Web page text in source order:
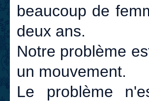
beaucoup de
deux ans.
Notre problème
un mouvement.
Le problème